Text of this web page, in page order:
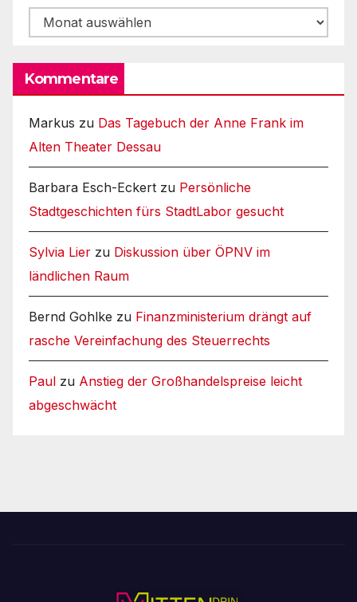
Archiv
Kommentare
Markus zu Das Tagebuch der Anne Frank im
Alten Theater Dessau
Barbara Esch-Eckert zu Persönliche
Stadtgeschichten fürs StadtLabor gesucht
Sylvia Lier zu Diskussion über ÖPNV im
ländlichen Raum
Bernd Gohlke zu Finanzministerium drängt auf
rasche Vereinfachung des Steuerrechts
Paul zu Anstieg der Großhandelspreise leicht
abgeschwächt